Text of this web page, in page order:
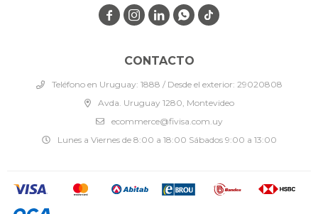
CONTACTO
Teléfono en Uruguay: 1888 / Desde el exterior: 29020808
Avda. Uruguay 1280, Montevideo
ecommerce@fivisa.com.uy
Lunes a Viernes de 8:00 a 18:00 Sábados 9:00 a 13:00
   